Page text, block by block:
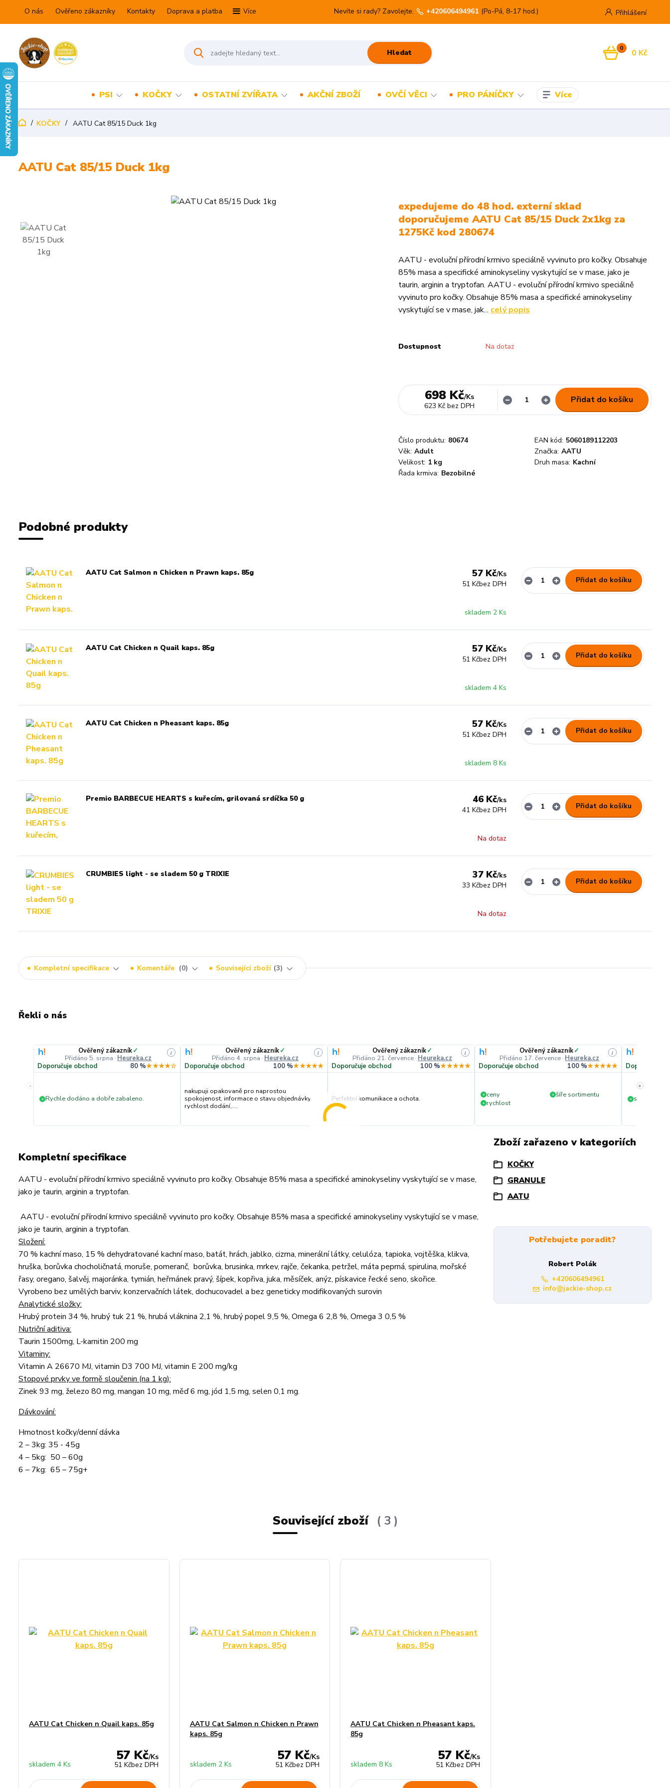
O nás Ověřeno zákazníky Kontakty Doprava a platba Více Přihlášení
Hledat
Nevíte si rady? Zavolejte. +420606494961 (Po-Pá, 8-17 hod.)
0 0 Kč
PSI KOČKY OSTATNÍ ZVÍŘATA AKČNÍ ZBOŽÍ OVČÍ VĚCI PRO PÁNÍČKY Více
KOČKY AATU Cat 85/15 Duck 1kg
AATU Cat 85/15 Duck 1kg
expedujeme do 48 hod. externí sklad
doporučujeme AATU Cat 85/15 Duck 2x1kg za
1275Kč kod 280674
AATU - evoluční přírodní krmivo speciálně vyvinuto pro kočky. Obsahuje
85% masa a specifické aminokyseliny vyskytující se v mase, jako je
taurin, arginin a tryptofan. AATU - evoluční přírodní krmivo speciálně
vyvinuto pro kočky. Obsahuje 85% masa a specifické aminokyseliny
vyskytující se v mase, jak... celý popis
Dostupnost Na dotaz
698 Kč/Ks
623 Kč bez DPH
Přidat do košíku
Číslo produktu: 80674 EAN kód: 5060189112203
Věk: Adult Značka: AATU
Velikost: 1 kg Druh masa: Kachní
Řada krmiva: Bezobilné
Podobné produkty
AATU Cat Salmon n Chicken n Prawn kaps. 85g 57 Kč/Ks
51 Kčbez DPH
skladem 2 Ks
Přidat do košíku
AATU Cat Chicken n Quail kaps. 85g 57 Kč/Ks
51 Kčbez DPH
skladem 4 Ks
Přidat do košíku
AATU Cat Chicken n Pheasant kaps. 85g 57 Kč/Ks
51 Kčbez DPH
skladem 8 Ks
Přidat do košíku
Premio BARBECUE HEARTS s kuřecím, grilovaná srdíčka 50 g 46 Kč/ks
41 Kčbez DPH
Na dotaz
Přidat do košíku
CRUMBIES light - se sladem 50 g TRIXIE 37 Kč/ks
33 Kčbez DPH
Na dotaz
Přidat do košíku
Kompletní specifikace Komentáře 0 Související zboží 3
Řekli o nás
«
Ověřený zákazník✓
Přidáno 5. srpna · Heureka.cz
i
Doporučuje obchod 80 %★★★★☆
+ Rychle dodáno a dobře zabaleno.
Ověřený zákazník✓
Přidáno 4. srpna · Heureka.cz
i
Doporučuje obchod 100 %★★★★★
nakupuji opakovaně pro naprostou
spokojenost, informace o stavu objednávky,
rychlost dodání,....
Ověřený zákazník✓
Přidáno 21. července · Heureka.cz
i
Doporučuje obchod 100 %★★★★★
Perfektní komunikace a ochota.
Ověřený zákazník✓
Přidáno 17. července · Heureka.cz
i
Doporučuje obchod 100 %★★★★★
+ ceny + šíře sortimentu
+ rychlost
Doporučuje
+ slušná
»
Kompletní specifikace
AATU - evoluční přírodní krmivo speciálně vyvinuto pro kočky. Obsahuje 85% masa a specifické aminokyseliny vyskytující se v mase,
jako je taurin, arginin a tryptofan.
AATU - evoluční přírodní krmivo speciálně vyvinuto pro kočky. Obsahuje 85% masa a specifické aminokyseliny vyskytující se v mase,
jako je taurin, arginin a tryptofan.
Složení:
70 % kachní maso, 15 % dehydratované kachní maso, batát, hrách, jablko, cizrna, minerální látky, celulóza, tapioka, vojtěška, klikva,
hruška, borůvka chocholičnatá, moruše, pomeranč, borůvka, brusinka, mrkev, rajče, čekanka, petržel, máta peprná, spirulina, mořské
řasy, oregano, šalvěj, majoránka, tymián, heřmánek pravý, šípek, kopřiva, juka, měsíček, anýz, pískavice řecké seno, skořice.
Vyrobeno bez umělých barviv, konzervačních látek, dochucovadel a bez geneticky modifikovaných surovin
Analytické složky:
Hrubý protein 34 %, hrubý tuk 21 %, hrubá vláknina 2,1 %, hrubý popel 9,5 %, Omega 6 2,8 %, Omega 3 0,5 %
Nutriční aditiva:
Taurin 1500mg, L-karnitin 200 mg
Vitaminy:
Vitamin A 26670 MJ, vitamin D3 700 MJ, vitamin E 200 mg/kg
Stopové prvky ve formě sloučenin (na 1 kg):
Zinek 93 mg, železo 80 mg, mangan 10 mg, měď 6 mg, jód 1,5 mg, selen 0,1 mg.
Dávkování:
Hmotnost kočky/denní dávka
2 – 3kg: 35 - 45g
4 – 5kg: 50 – 60g
6 – 7kg: 65 – 75g+
Zboží zařazeno v kategoriích
KOČKY
GRANULE
AATU
Potřebujete poradit?
Robert Polák
+420606494961
info@jackie-shop.cz
Související zboží 3
AATU Cat Chicken n Quail kaps. 85g
57 Kč/Ks
51 Kčbez DPH
skladem 4 Ks
AATU Cat Salmon n Chicken n Prawn
kaps. 85g
57 Kč/Ks
51 Kčbez DPH
skladem 2 Ks
AATU Cat Chicken n Pheasant kaps.
85g
57 Kč/Ks
51 Kčbez DPH
skladem 8 Ks